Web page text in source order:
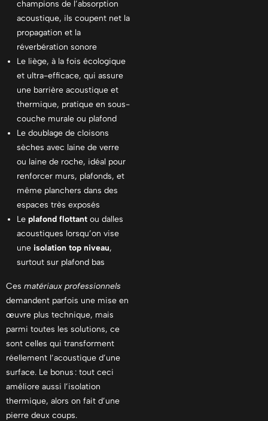
champions de l’absorption
acoustique, ils coupent net la
propagation et la
réverbération sonore
Le liège, à la fois écologique
et ultra-efficace, qui assure
une barrière acoustique et
thermique, pratique en sous-
couche murale ou plafond
Le doublage de cloisons
sèches avec laine de verre
ou laine de roche, idéal pour
renforcer murs, plafonds, et
même planchers dans des
espaces très exposés
Le plafond flottant ou dalles
acoustiques lorsqu’on vise
une isolation top niveau,
surtout sur plafond bas
Ces matériaux professionnels
demandent parfois une mise en
œuvre plus technique, mais
parmi toutes les solutions, ce
sont celles qui transforment
réellement l’acoustique d’une
surface. Le bonus : tout ceci
améliore aussi l’isolation
thermique, alors on fait d’une
pierre deux coups.